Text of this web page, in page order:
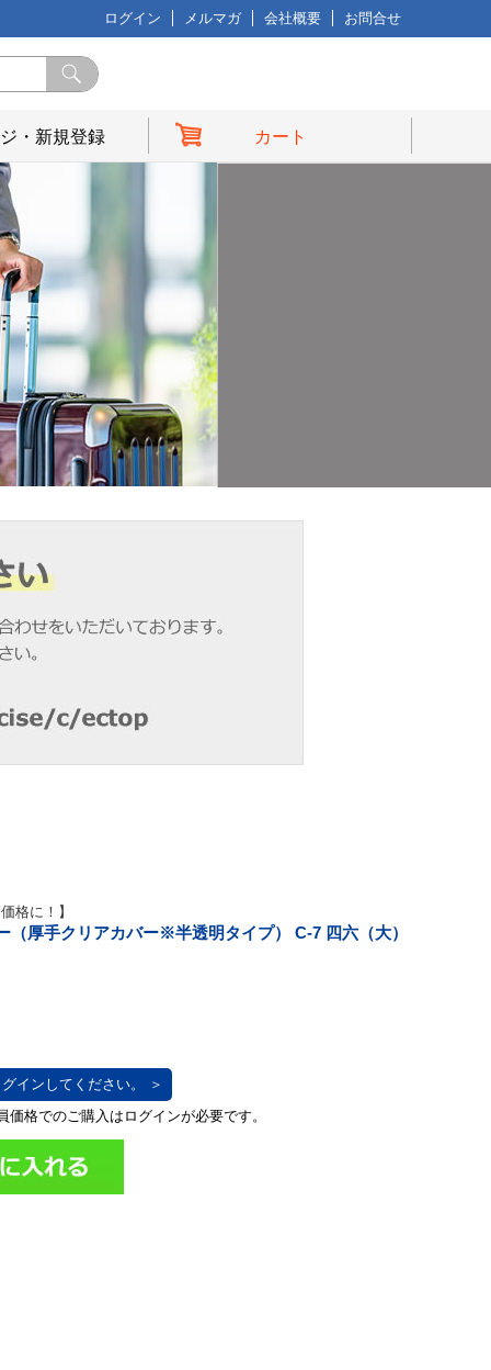
ログイン メルマガ 会社概要 お問合せ
・新規登録 カート
格に！】
（厚手クリアカバー※半透明タイプ） C-7 四六（大）
インしてください。 ＞